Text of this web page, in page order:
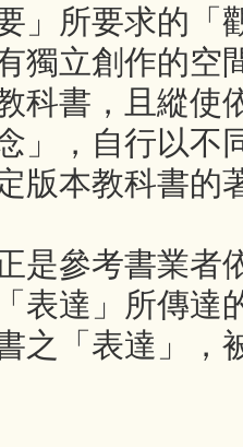
」所要求的
獨立創作的空
科書，且縱使
」，自行以不
版本教科書的
是參考書業者
表達」所傳達
之「表達」，